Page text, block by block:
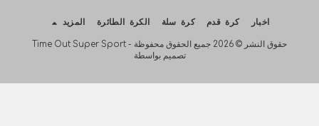
اخبار كرة قدم كرة سلة الكرة الطائرة المزيد
حقوق النشر © 2026 جميع الحقوق محفوظة -
Time Out Super Sport
تصميم بواسطة